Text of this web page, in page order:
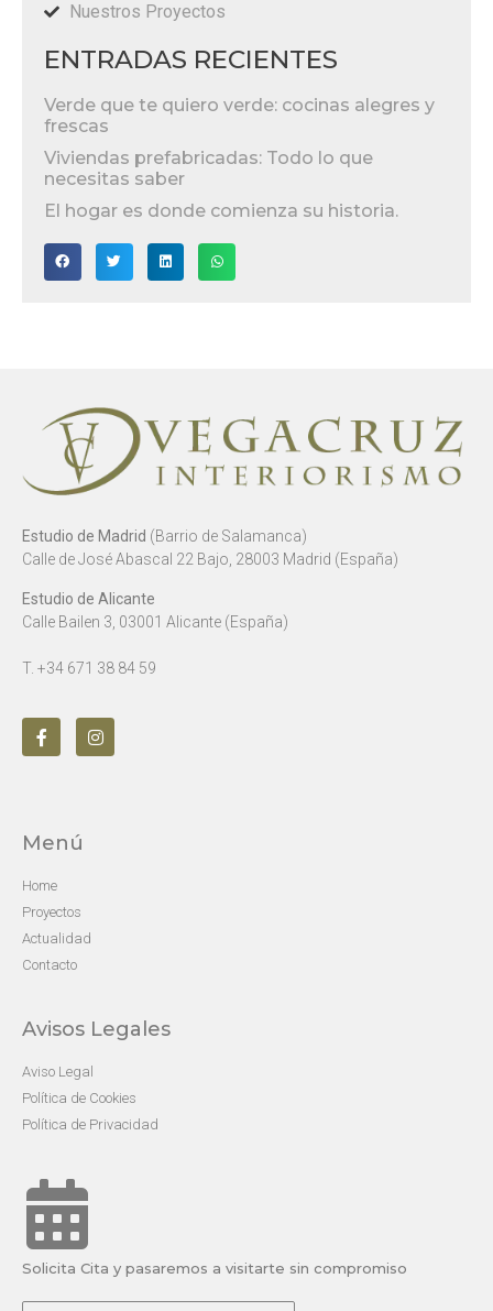
Nuestros Proyectos
ENTRADAS RECIENTES
Verde que te quiero verde: cocinas alegres y
frescas
Viviendas prefabricadas: Todo lo que
necesitas saber
El hogar es donde comienza su historia.
Estudio de Madrid (Barrio de Salamanca)
Calle de José Abascal 22 Bajo, 28003 Madrid (España)
Estudio de Alicante
Calle Bailen 3, 03001 Alicante (España)
T. +34 671 38 84 59
Menú
Home
Proyectos
Actualidad
Contacto
Avisos Legales
Aviso Legal
Política de Cookies
Política de Privacidad
Solicita Cita y pasaremos a visitarte sin compromiso